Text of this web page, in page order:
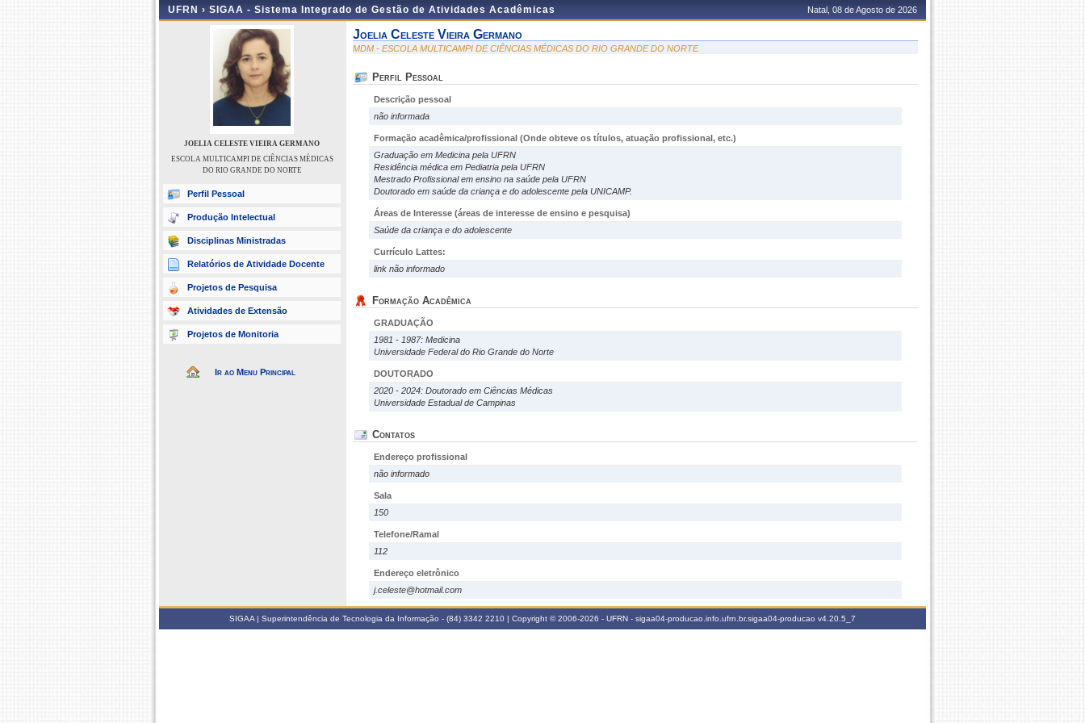
UFRN › SIGAA - Sistema Integrado de Gestão de Atividades Acadêmicas Natal, 08 de Agosto de 2026
JOELIA CELESTE VIEIRA GERMANO
ESCOLA MULTICAMPI DE CIÊNCIAS MÉDICAS
DO RIO GRANDE DO NORTE
Perfil Pessoal
Produção Intelectual
Disciplinas Ministradas
Relatórios de Atividade Docente
Projetos de Pesquisa
Atividades de Extensão
Projetos de Monitoria
Ir ao Menu Principal
Joelia Celeste Vieira Germano
MDM - ESCOLA MULTICAMPI DE CIÊNCIAS MÉDICAS DO RIO GRANDE DO NORTE
Perfil Pessoal
Descrição pessoal
não informada
Formação acadêmica/profissional (Onde obteve os títulos, atuação profissional, etc.)
Graduação em Medicina pela UFRN
Residência médica em Pediatria pela UFRN
Mestrado Profissional em ensino na saúde pela UFRN
Doutorado em saúde da criança e do adolescente pela UNICAMP.
Áreas de Interesse (áreas de interesse de ensino e pesquisa)
Saúde da criança e do adolescente
Currículo Lattes:
link não informado
Formação Acadêmica
GRADUAÇÃO
1981 - 1987: Medicina
Universidade Federal do Rio Grande do Norte
DOUTORADO
2020 - 2024: Doutorado em Ciências Médicas
Universidade Estadual de Campinas
Contatos
Endereço profissional
não informado
Sala
150
Telefone/Ramal
112
Endereço eletrônico
j.celeste@hotmail.com
SIGAA | Superintendência de Tecnologia da Informação - (84) 3342 2210 | Copyright © 2006-2026 - UFRN - sigaa04-producao.info.ufrn.br.sigaa04-producao v4.20.5_7